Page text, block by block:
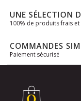
UNE SÉLECTION
100% de produits frais
COMMANDES
Paiement sécurisé